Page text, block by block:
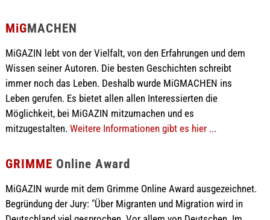
MiGMACHEN
MiGAZIN lebt von der Vielfalt, von den Erfahrungen und dem
Wissen seiner Autoren. Die besten Geschichten schreibt
immer noch das Leben. Deshalb wurde MiGMACHEN ins
Leben gerufen. Es bietet allen allen Interessierten die
Möglichkeit, bei MiGAZIN mitzumachen und es
mitzugestalten. Weitere Informationen gibt es hier ...
GRIMME Online Award
MiGAZIN wurde mit dem Grimme Online Award ausgezeichnet.
Begründung der Jury: "Über Migranten und Migration wird in